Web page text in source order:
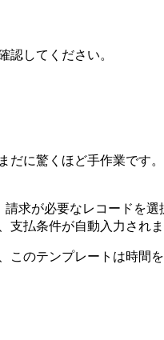
してください。
に驚くほど手作業で
求が必要なレコードを
払条件が自動入力され
のテンプレートは時間